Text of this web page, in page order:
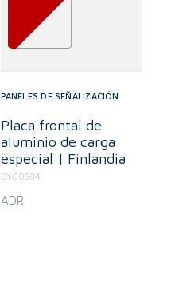
PANELES DE SEÑALIZACIÓN
Placa frontal de
aluminio de carga
especial | Finlandia
DY00584
ADR